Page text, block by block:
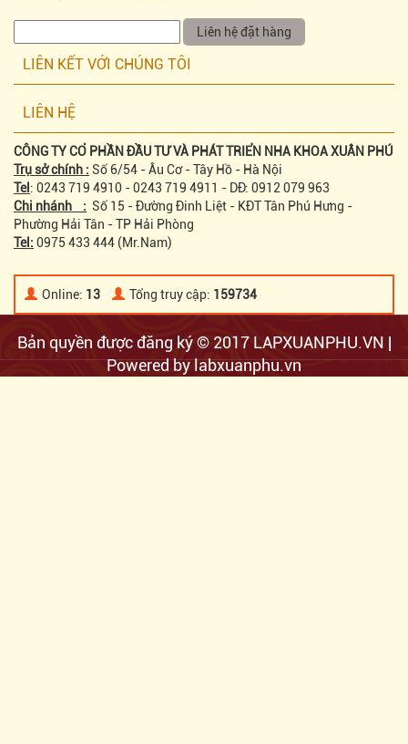
LIÊN KẾT VỚI CHÚNG TÔI
LIÊN HỆ
CÔNG TY CỔ PHẦN ĐẦU TƯ VÀ PHÁT TRIỂN NHA KHOA XUÂN PHÚ
Trụ sở chính : Số 6/54 - Âu Cơ - Tây Hồ - Hà Nội
Tel : 0243 719 4910 - 0243 719 4911 - DĐ: 0912 079 963
Chi nhánh : Số 15 - Đường Đinh Liệt - KĐT Tân Phú Hưng -
Phường Hải Tân - TP Hải Phòng
Tel: 0975 433 444 (Mr.Nam)
Online: 13 Tổng truy cập: 159734
Bản quyền được đăng ký © 2017 LAPXUANPHU.VN |
Powered by labxuanphu.vn